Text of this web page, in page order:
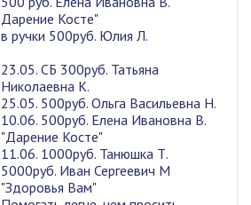
Дарение Косте"
в ручки 500руб. Юлия Л.
23.05. СБ 300руб. Татьяна
Николаевна К.
25.05. 500руб. Ольга Васильевна Н.
10.06. 500руб. Елена Ивановна В.
"Дарение Косте"
11.06. 1000руб. Танюшка Т.
5000руб. Иван Сергеевич М
"Здоровья Вам"